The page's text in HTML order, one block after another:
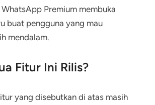
Premium membuka
buat pengguna yang mau
mendalam.
Fitur Ini Rilis?
yang disebutkan di atas masih